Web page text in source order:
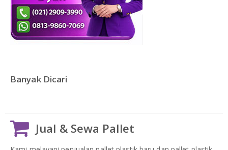
Strapping Band
Plastik PE
DAFTAR ISI
Banyak Dicari
Jual & Sewa Pallet